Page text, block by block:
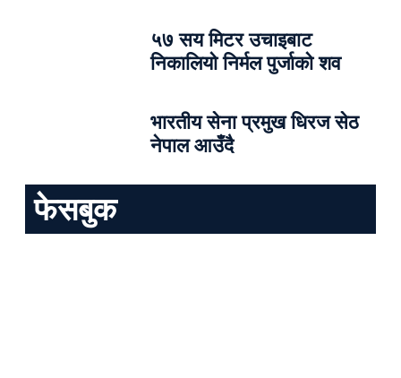
५७ सय मिटर उचाइबाट
निकालियो निर्मल पुर्जाको शव
भारतीय सेना प्रमुख धिरज सेठ
नेपाल आउँदै
फेसबुक